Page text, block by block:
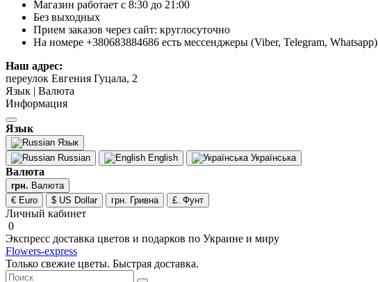
Магазин работает с 8:30 до 21:00
Без выходных
Прием заказов через сайт: круглосуточно
На номере +380683884686 есть мессенджеры (Viber, Telegram, Whatsapp)
Наш адрес:
переулок Евгения Гуцала, 2
Язык | Валюта
Информация
Язык
Язык
Russian
English Українська
Валюта
грн. Валюта
€ Euro
$ US Dollar грн. Гривна £. Фунт
Личный кабинет
0
Экспресс доставка цветов и подарков по Украине и миру
Flowers-express
Только свежие цветы. Быстрая доставка.